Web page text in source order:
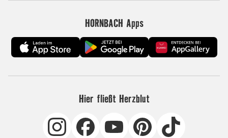
HORNBACH Apps
Hier fließt Herzblut